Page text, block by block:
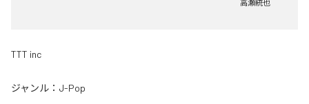
高瀬統也
TTT inc
ジャンル： J-Pop